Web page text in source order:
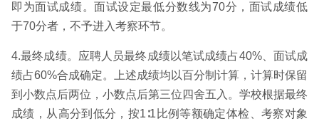
即为面试成绩。面试设定最低分数线为70分，面试成绩低
于70分者，不予进入考察环节。
4.最终成绩。应聘人员最终成绩以笔试成绩占40%、面试成
绩占60%合成确定。上述成绩均以百分制计算，计算时保留
到小数点后两位，小数点后第三位四舍五入。学校根据最终
成绩，从高分到低分，按1∶1比例等额确定体检、考察对象